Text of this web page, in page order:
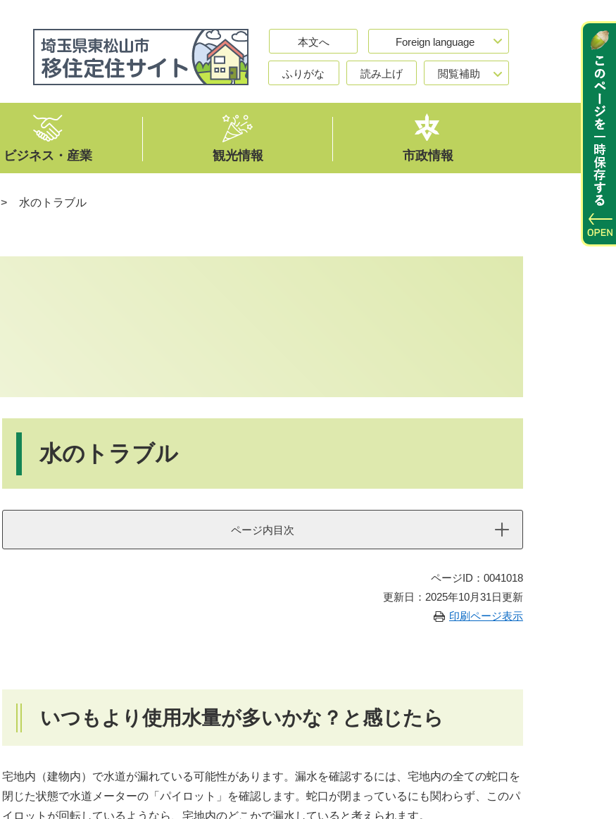
本文へ Foreign language
ふりがな 読み上げ 閲覧補助
ビジネス・産業 観光情報 市政情報
> 水のトラブル
水のトラブル
ページ内目次
ページID：0041018
更新日：2025年10月31日更新
印刷ページ表示
いつもより使用水量が多いかな？と感じたら
宅地内（建物内）で水道が漏れている可能性があります。漏水を確認するには、宅地内の全ての蛇口を
閉じた状態で水道メーターの「パイロット」を確認します。蛇口が閉まっているにも関わらず、このパ
イロットが回転しているようなら、宅地内のどこかで漏水していると考えられます。